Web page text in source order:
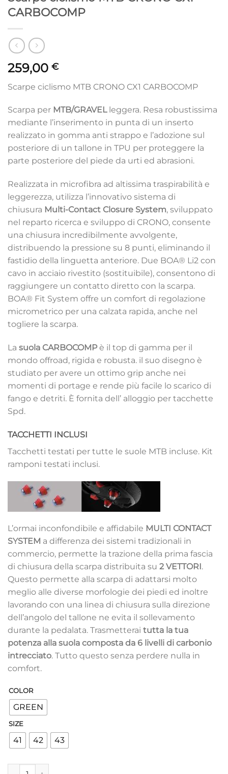
CARBOCOMP
259,00 €
Scarpe ciclismo MTB CRONO CX1 CARBOCOMP
Scarpa per MTB/GRAVELleggera. Resa robustissima
mediante l’inserimento in punta di un inserto
realizzato in gomma anti strappo e l’adozione sul
posteriore di un tallone in TPU per proteggere la
parte posteriore del piede da urti ed abrasioni.
Realizzata in microfibra ad altissima traspirabilità e
leggerezza, utilizza l’innovativo sistema di
chiusura Multi-Contact Closure System, sviluppato
nel reparto ricerca e sviluppo di CRONO, consente
una chiusura incredibilmente avvolgente,
distribuendo la pressione su 8 punti, eliminando il
fastidio della linguetta anteriore. Due BOA® Li2 con
cavo in acciaio rivestito (sostituibile), consentono di
raggiungere un contatto diretto con la scarpa.
BOA® Fit System offre un comfort di regolazione
micrometrico per una calzata rapida, anche nel
togliere la scarpa.
La suola CARBOCOMPè il top di gamma per il
mondo offroad, rigida e robusta. il suo disegno è
studiato per avere un ottimo grip anche nei
momenti di portage e rende più facile lo scarico di
fango e detriti. È fornita dell’ alloggio per tacchette
Spd.
TACCHETTI INCLUSI
Tacchetti testati per tutte le suole MTB incluse. Kit
ramponi testati inclusi.
L’ormai inconfondibile e affidabile MULTI CONTACT
SYSTEM a differenza dei sistemi tradizionali in
commercio, permette la trazione della prima fascia
di chiusura della scarpa distribuita su 2 VETTORI .
Questo permette alla scarpa di adattarsi molto
meglio alle diverse morfologie dei piedi ed inoltre
lavorando con una linea di chiusura sulla direzione
dell’angolo del tallone ne evita il sollevamento
durante la pedalata. Trasmetterai tutta la tua
potenza alla suola composta da 6 livelli di carbonio
intrecciato. Tutto questo senza perdere nulla in
comfort.
COLOR
GREEN
SIZE
41 42 43
Scarpe ciclismo MTB CRONO CX1 CARBOCOMP quantità